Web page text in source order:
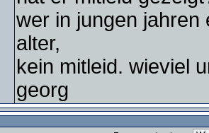
wer in jungen jahren
alter,
kein mitleid. wieviel
georg